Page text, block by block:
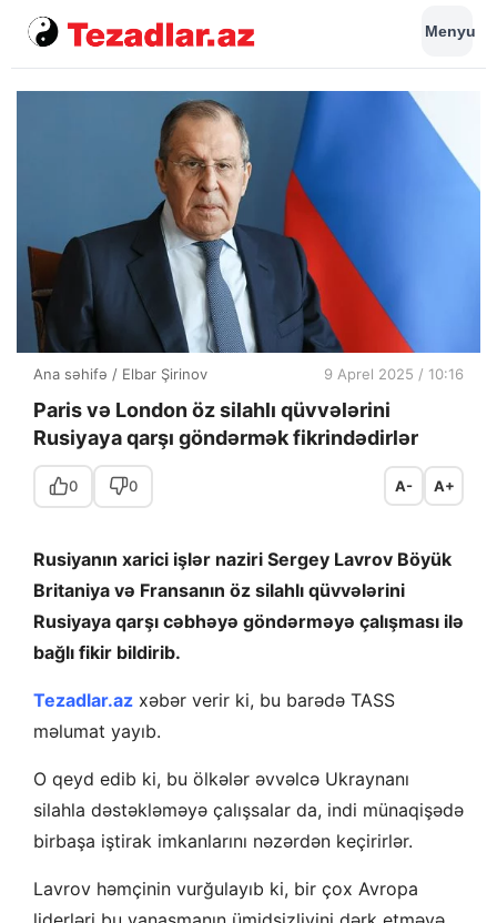
Menyu
Ana səhifə / Elbar Şirinov 9 Aprel 2025 / 10:16
Paris və London öz silahlı qüvvələrini
Rusiyaya qarşı göndərmək fikrindədirlər
0 0 A- A+
Rusiyanın xarici işlər naziri Sergey Lavrov Böyük
Britaniya və Fransanın öz silahlı qüvvələrini
Rusiyaya qarşı cəbhəyə göndərməyə çalışması ilə
bağlı fikir bildirib.
Tezadlar.az xəbər verir ki, bu barədə TASS
məlumat yayıb.
O qeyd edib ki, bu ölkələr əvvəlcə Ukraynanı
silahla dəstəkləməyə çalışsalar da, indi münaqişədə
birbaşa iştirak imkanlarını nəzərdən keçirirlər.
Lavrov həmçinin vurğulayıb ki, bir çox Avropa